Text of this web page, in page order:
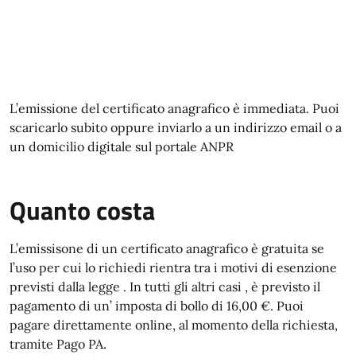
L’emissione del certificato anagrafico è immediata. Puoi
scaricarlo subito oppure inviarlo a un indirizzo email o a
un domicilio digitale sul portale ANPR
Quanto costa
L’emissisone di un certificato anagrafico è gratuita se
l’uso per cui lo richiedi rientra tra i motivi di esenzione
previsti dalla legge . In tutti gli altri casi , è previsto il
pagamento di un’ imposta di bollo di 16,00 €. Puoi
pagare direttamente online, al momento della richiesta,
tramite Pago PA.